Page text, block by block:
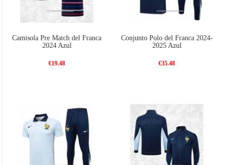
Camisola Pre Match del Franca
2024 Azul
€19.48
Conjunto Polo del Franca 2024-
2025 Azul
€35.48